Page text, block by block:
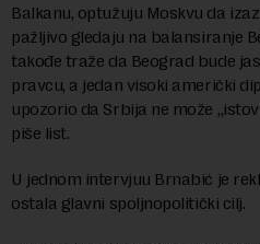
Balkanu, optužuju Moskvu da
pažljivo gledaju na balansiranje
takođe traže da Beograd bude
pravcu, a jedan visoki američki
upozorio da Srbija ne može
piše list.
U jednom intervjuu Brnabić je
ostala glavni spoljnopolitički cilj.